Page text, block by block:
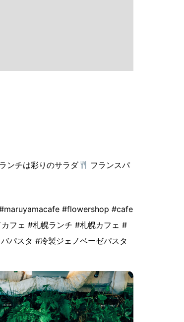
ンチは彩りのサラダ
フランスパ
#flowershop #cafe
フェ #札幌ランチ #札幌カフェ #
パスタ #冷製ジェノベーゼパスタ